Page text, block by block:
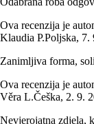
Ova recenzija je
Klaudia P.Poljska, 7.
Zanimljiva forma,
Ova recenzija je
Věra L.Češka, 2. 9.
Nevjerojatna zdjela,